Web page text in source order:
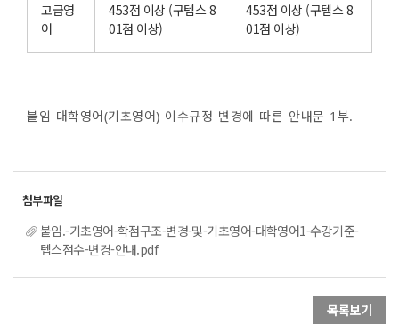
고급영
어
453점 이상 (구텝스 8
01점 이상)
453점 이상 (구텝스 8
01점 이상)
붙임 대학영어(기초영어) 이수규정 변경에 따른 안내문 1부.
붙임.-기초영어-학점구조-변경-및-기초영어-대학영어1-수강기준-
텝스점수-변경-안내.pdf
목록보기